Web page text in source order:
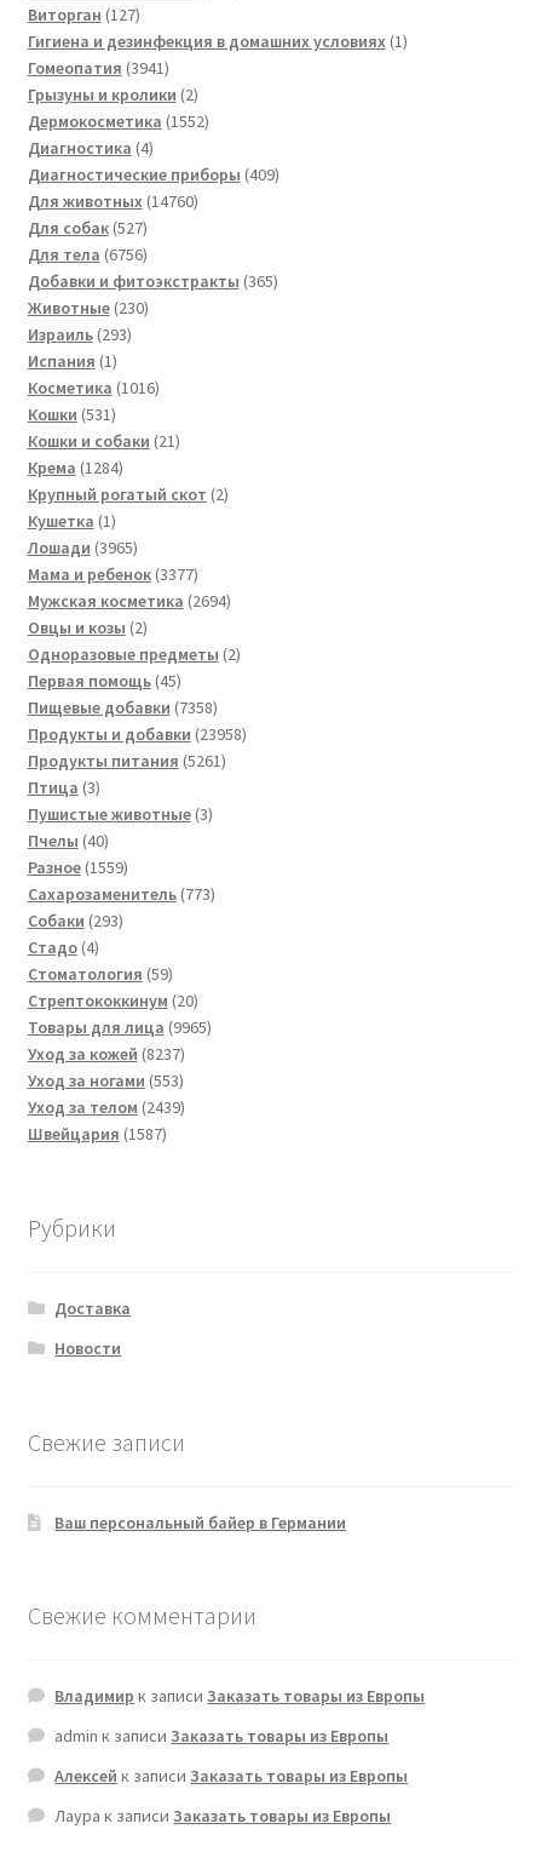
Виторган 127127
товаров
Гигиена и дезинфекция в домашних условиях 11
Гомеопатия 39413941
товар
Грызуны и кролики 22
товара
Дермокосметика 15521552
Диагностика 44
товара
Диагностические приборы 409409
Для животных 1476014760
Для собак 527527
товаров
Для тела 67566756
товаров
Добавки и фитоэкстракты 365365
Животные 230230
Израиль 293293
Испания 11
товар
Косметика 10161016
Кошки 531531
товар
Кошки и собаки 2121
Крема 12841284
товара
Крупный рогатый скот 22
Кушетка 11
товар
Лошади 39653965
товаров
Мама и ребенок 33773377
товаров
Мужская косметика 26942694
Овцы и козы 22
товара
Одноразовые предметы 22
Первая помощь 4545
товаров
Пищевые добавки 73587358
товаров
Продукты и добавки 2395823958
Продукты питания 52615261
Птица 33
товара
Пушистые животные 33
Пчелы 4040
товаров
Разное 15591559
товаров
Сахарозаменитель 773773
Собаки 293293
Стадо 44
товара
Стоматология 5959
товаров
Стрептококкинум 2020
товаров
Товары для лица 99659965
Уход за кожей 82378237
товаров
Уход за ногами 553553
товара
Уход за телом 24392439
Швейцария 15871587
Рубрики
Доставка
Новости
Свежие записи
Ваш персональный байер в Германии
Свежие комментарии
Владимир к записиЗаказать товары из Европы
admin к записиЗаказать товары из Европы
Алексей к записиЗаказать товары из Европы
Лаура к записиЗаказать товары из Европы